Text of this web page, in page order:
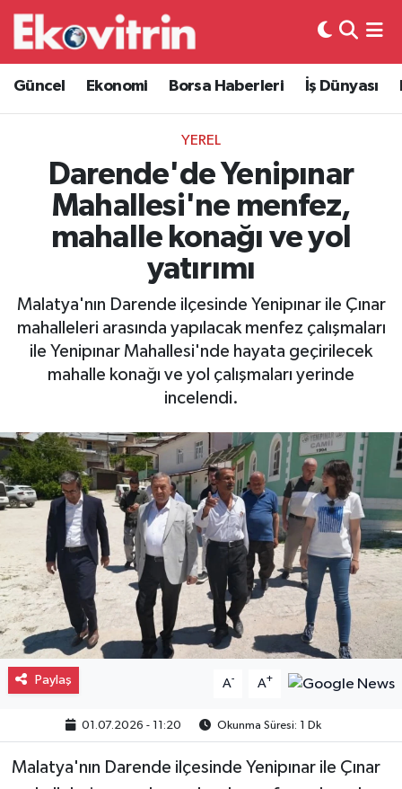
Güncel Ekonomi Borsa Haberleri İş Dünyası
YEREL
Darende'de Yenipınar
Mahallesi'ne menfez,
mahalle konağı ve yol
yatırımı
Malatya'nın Darende ilçesinde Yenipınar ile Çınar
mahalleleri arasında yapılacak menfez çalışmaları
ile Yenipınar Mahallesi'nde hayata geçirilecek
mahalle konağı ve yol çalışmaları yerinde
incelendi.
Paylaş A- A+
01.07.2026 - 11:20 Okunma Süresi: 1 Dk
Malatya'nın Darende ilçesinde Yenipınar ile Çınar
Güncel
Ekonomi
Borsa Haberleri
İş Dünyası
Lojistik
Otovitrin
Asayiş
Gayrimenkul
Spor
Eğitim
Hava Durumu
Trafik Durumu
Süper Lig Puan Durumu ve Fikstür
Tüm Manşetler
Son Dakika Haberleri
Haber Arşivi